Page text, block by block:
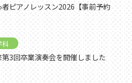
ピアノレッスン2026【事前予約
科
3回卒業演奏会を開催しました